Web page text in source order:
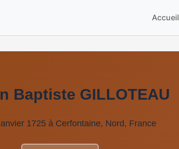
Accueil
Baptiste GILLOTEAU
1725 à Cerfontaine, Nord, France